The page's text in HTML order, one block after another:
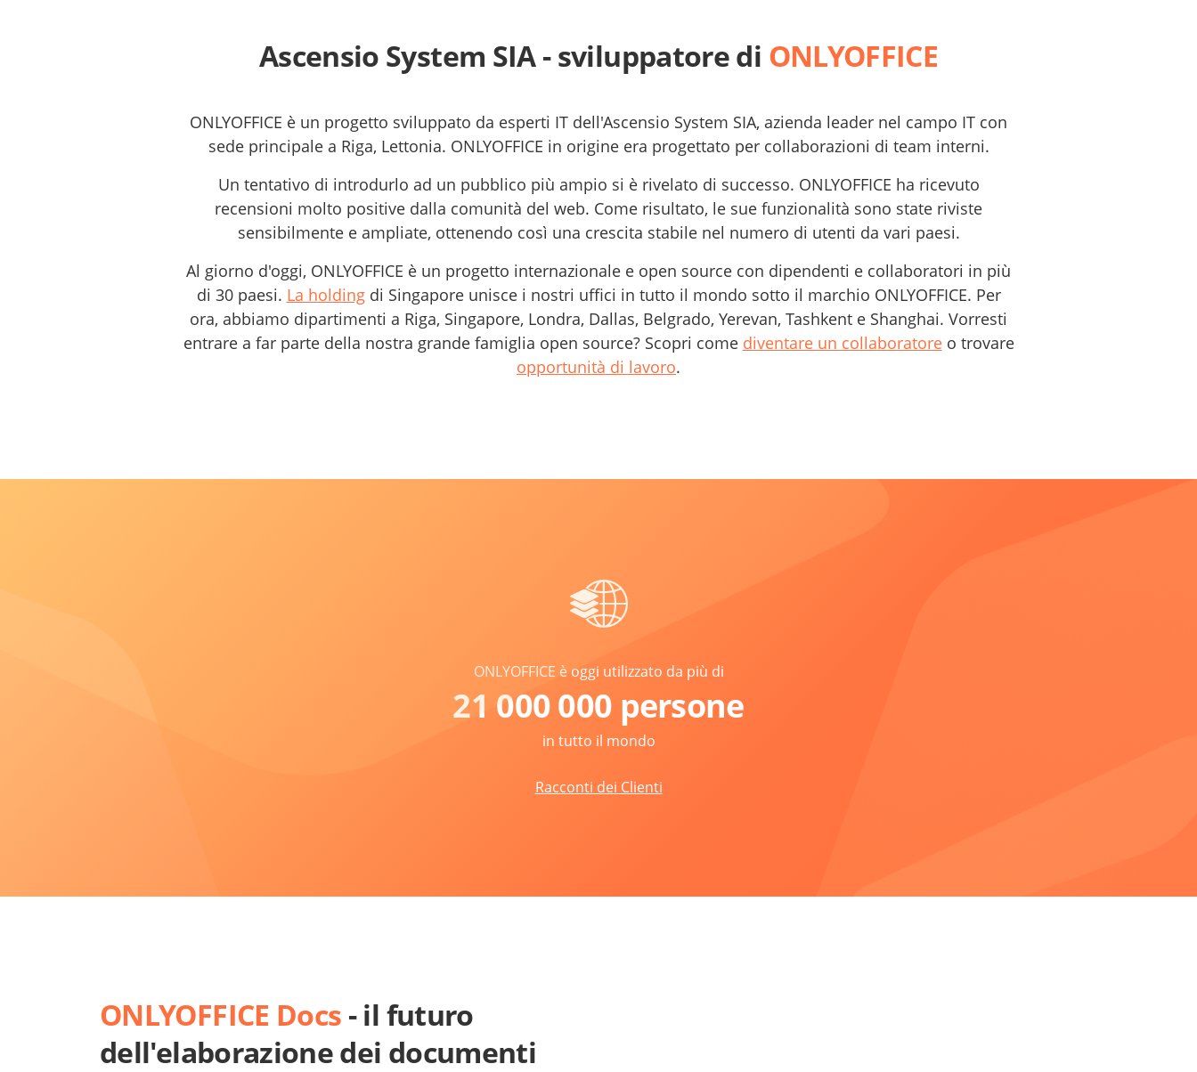
Ascensio System SIA - sviluppatore di ONLYOFFICE
ONLYOFFICE è un progetto sviluppato da esperti IT dell'Ascensio System SIA, azienda leader nel campo IT con
sede principale a Riga, Lettonia. ONLYOFFICE in origine era progettato per collaborazioni di team interni.
Un tentativo di introdurlo ad un pubblico più ampio si è rivelato di successo. ONLYOFFICE ha ricevuto
recensioni molto positive dalla comunità del web. Come risultato, le sue funzionalità sono state riviste
sensibilmente e ampliate, ottenendo così una crescita stabile nel numero di utenti da vari paesi.
Al giorno d'oggi, ONLYOFFICE è un progetto internazionale e open source con dipendenti e collaboratori in più
di 30 paesi. La holdingdi Singapore unisce i nostri uffici in tutto il mondo sotto il marchio ONLYOFFICE. Per
ora, abbiamo dipartimenti a Riga, Singapore, Londra, Dallas, Belgrado, Yerevan, Tashkent e Shanghai. Vorresti
entrare a far parte della nostra grande famiglia open source? Scopri come diventare un collaboratoreo trovare
opportunità di lavoro.
ONLYOFFICE è oggi utilizzato da più di
21 000 000 persone
in tutto il mondo
Racconti dei Clienti
ONLYOFFICE Docs - il futuro
dell'elaborazione dei documenti